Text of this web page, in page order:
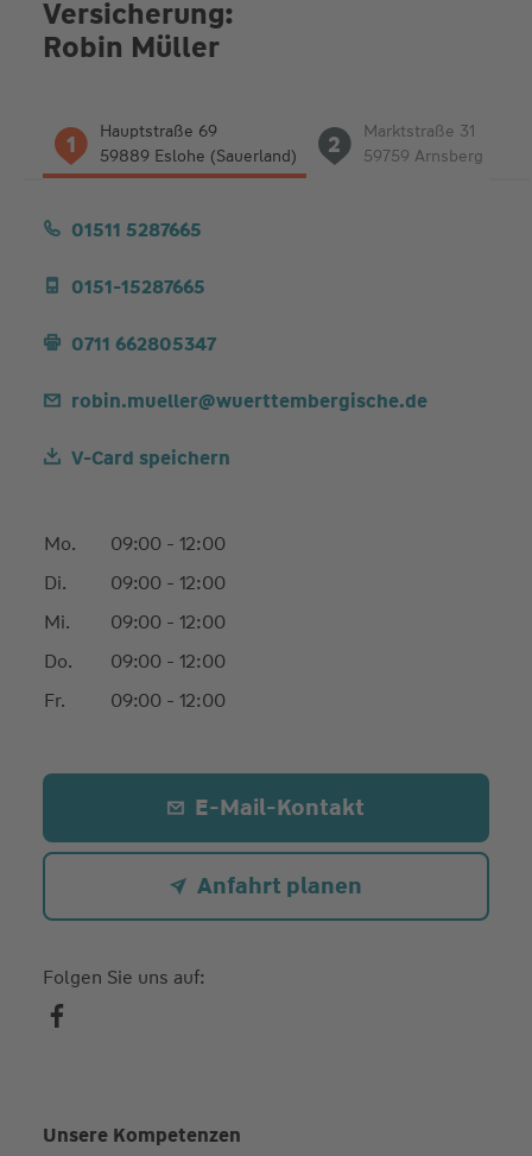
Versicherung:
Robin Müller
Adressen
1
Hauptstraße 69
59889 Eslohe (Sauerland)
2
Marktstraße 31
59759 Arnsberg
01511 5287665
0151-15287665
0711 662805347
robin.mueller@wuerttembergische.de
V-Card speichern
Mo.
09:00 - 12:00
Di.
09:00 - 12:00
Mi.
09:00 - 12:00
Do.
09:00 - 12:00
Fr.
09:00 - 12:00
E-Mail-Kontakt
Anfahrt planen
Folgen Sie uns auf:
Unsere Kompetenzen